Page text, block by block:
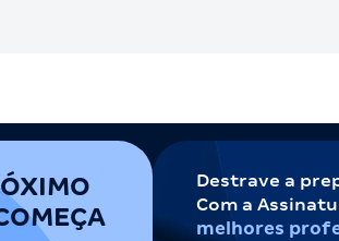
Destrave a
Com a
melhores